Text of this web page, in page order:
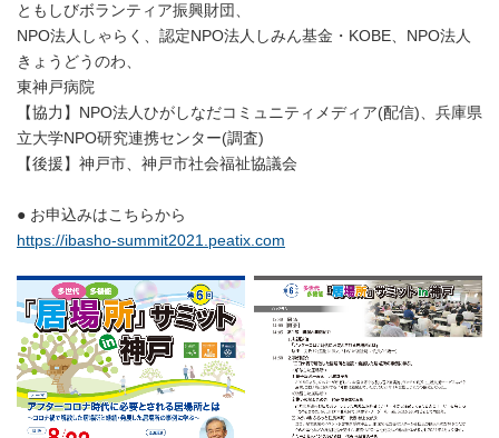
ともしびボランティア振興財団、
NPO法人しゃらく、認定NPO法人しみん基金・KOBE、NPO法人
きょうどうのわ、
東神戸病院
【協力】NPO法人ひがしなだコミュニティメディア(配信)、兵庫県
立大学NPO研究連携センター(調査)
【後援】神戸市、神戸市社会福祉協議会
● お申込みはこちらから
https://ibasho-summit2021.peatix.com